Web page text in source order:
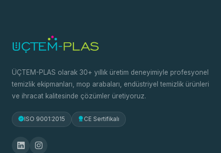
ÜÇTEM-PLAS olarak 30+ yıllık üretim deneyimiyle profesyonel
temizlik ekipmanları, mop arabaları, endüstriyel temizlik ürünleri
ve ihracat kalitesinde çözümler üretiyoruz.
ISO 9001:2015 CE Sertifikalı